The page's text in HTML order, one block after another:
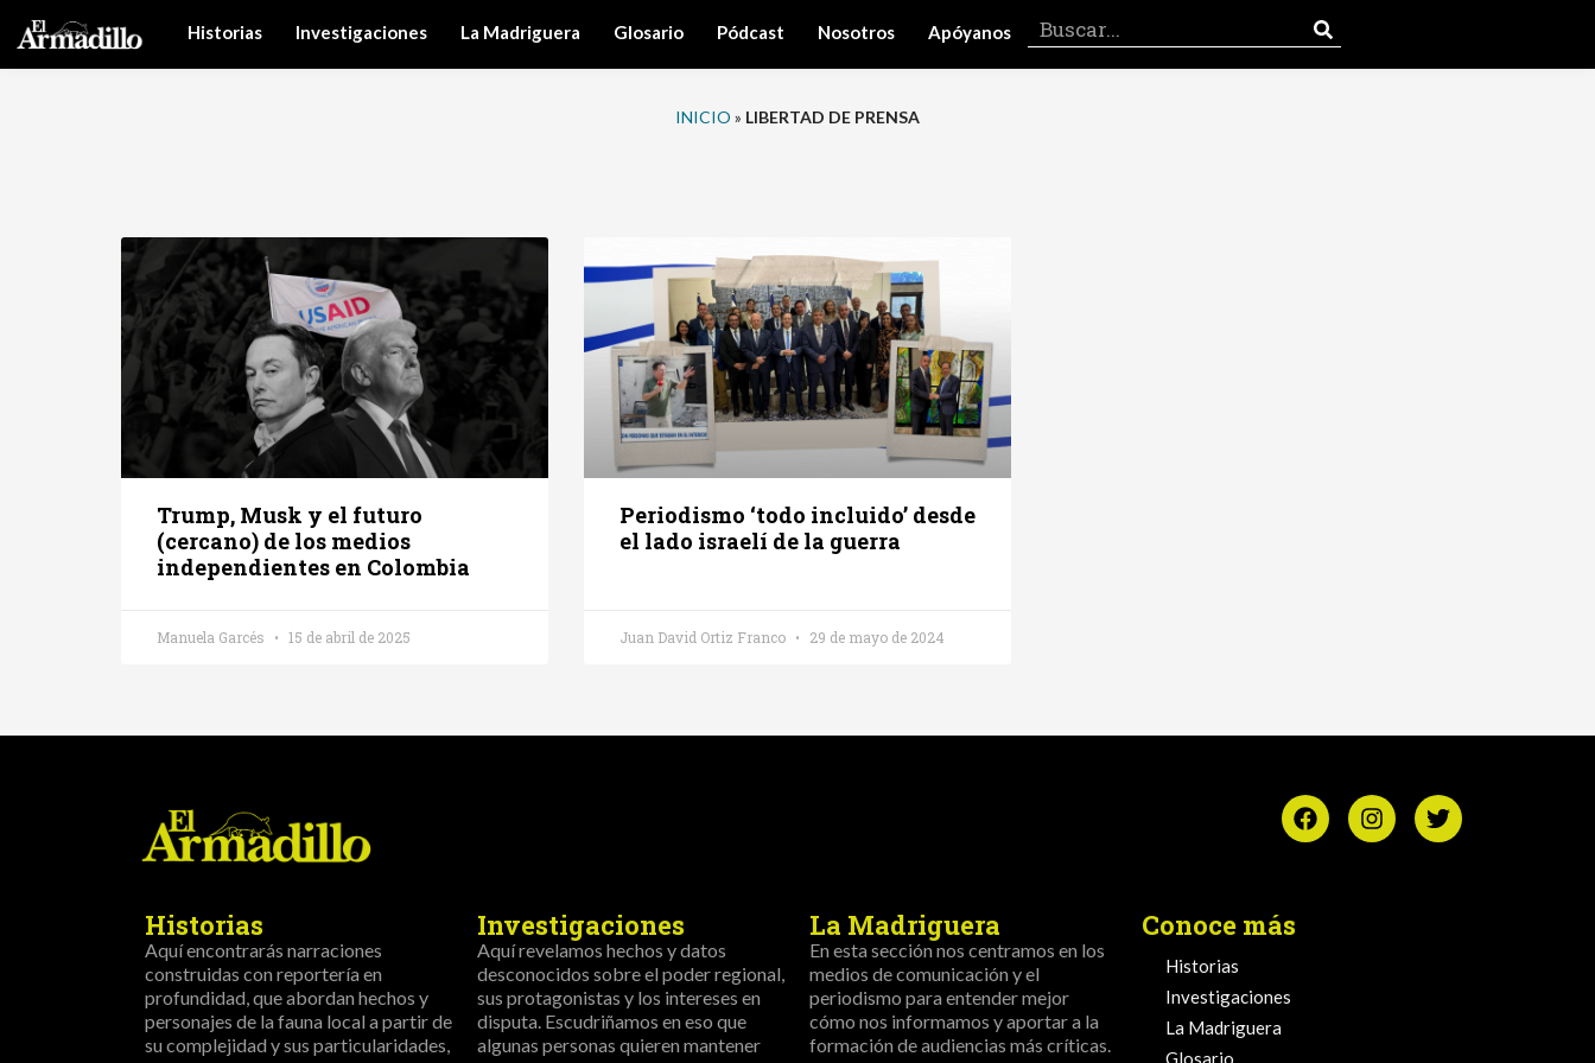
Historias Investigaciones La Madriguera Glosario Pódcast Nosotros Apóyanos
INICIO » LIBERTAD DE PRENSA
Trump, Musk y el futuro
(cercano) de los medios
independientes en Colombia
Manuela Garcés 15 de abril de 2025
Periodismo ‘todo incluido’ desde
el lado israelí de la guerra
Juan David Ortiz Franco 29 de mayo de 2024
Historias
Aquí encontrarás narraciones
construidas con reportería en
profundidad, que abordan hechos y
personajes de la fauna local a partir de
su complejidad y sus particularidades,
Investigaciones
Aquí revelamos hechos y datos
desconocidos sobre el poder regional,
sus protagonistas y los intereses en
disputa. Escudriñamos en eso que
algunas personas quieren mantener
La Madriguera
En esta sección nos centramos en los
medios de comunicación y el
periodismo para entender mejor
cómo nos informamos y aportar a la
formación de audiencias más críticas.
Conoce más
Historias
Investigaciones
La Madriguera
Glosario